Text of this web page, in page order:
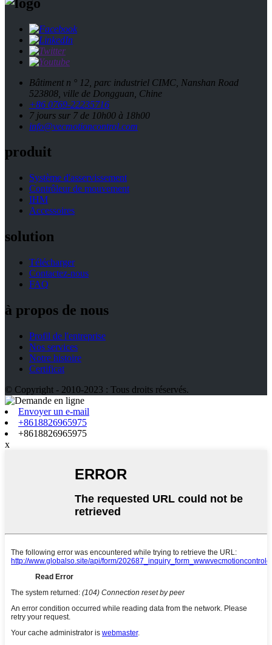
Bâtiment n ° 12, parc industriel CIMC, Nanshan Road
523808, ville de Dongguan, Chine
+86 0769-22235716
7 jours sur 7 de 10h00 à 18h00
info@vecmotioncontrol.com
produit
Système d'asservissement
Contrôleur de mouvement
IHM
Accessoires
solution
Télécharger
Contactez-nous
FAQ
à propos de nous
Profil de l'entreprise
Nos services
Notre histoire
Certificat
© Copyright - 2010-2023 : Tous droits réservés.
Envoyer un e-mail
+8618826965975
+8618826965975
x